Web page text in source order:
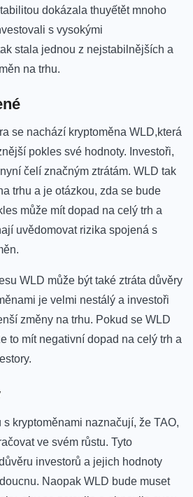
dokázala thuyếtět‌ mnoho
s⁤ vysokými
⁤stala jednou z nejstabilnějších‌ a
na trhu.
se nachází kryptoměna WLD,která
pokles své ⁣hodnoty. Investoři,
čelí značným ‍ztrátám. ⁤WLD ⁣tak
trhu‍ a je otázkou,⁢ zda se bude
může mít dopad‌ na celý ‌trh ⁢a
uvědomovat‍ rizika spojená s
WLD může⁢ být také ztráta⁢ důvěry
je velmi nestálý a investoři
změny na⁣ trhu. Pokud se WLD
to mít negativní dopad na celý trh‌ a
⁤kryptoměnami ​naznačují, že TAO,
ve⁢ svém růstu.⁣ Tyto
‍investorů a jejich hodnoty⁣
Naopak WLD⁣ bude muset